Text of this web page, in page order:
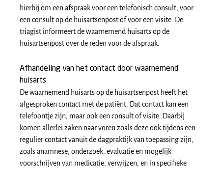
hierbij om een afspraak voor een telefonisch consult, voor
een consult op de huisartsenpost of voor een visite. De
triagist informeert de waarnemend huisarts op de
huisartsenpost over de reden voor de afspraak.
Afhandeling van het contact door waarnemend
huisarts
De waarnemend huisarts op de huisartsenpost heeft het
afgesproken contact met de patiënt. Dat contact kan een
telefoontje zijn, maar ook een consult of visite. Daarbij
komen allerlei zaken naar voren zoals deze ook tijdens een
regulier contact vanuit de dagpraktijk van toepassing zijn,
zoals anamnese, onderzoek, evaluatie en mogelijk
voorschrijven van medicatie, verwijzen, en in specifieke